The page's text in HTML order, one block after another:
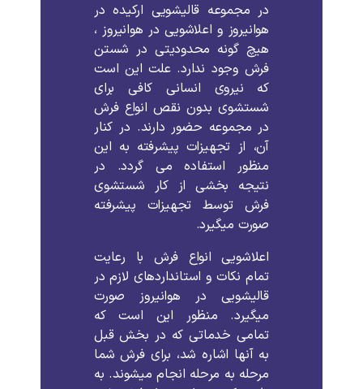
در مجموعه قالیشویی ارکیده در
هوانیروز و اعلاشویی در هوانیروز ،
هیچ گونه محدودیتی در شستن
فرش وجود ندارد. علت این است
که نیروی انسانی کافی برای
شستشوی بدون نقص انواع فرش
در مجموعه حضور دارند. در کنار
آن، از تجهیزات پیشرفته به این
منظور استفاده می گردد. در
نتیجه بخشی از کار شستشوی
فرش توسط تجهیزات پیشرفته
صورت میگیرد.
اعلاشویی انواع فرش با رعایت
تمام نکات و استانداردهای لازم در
قالیشویی در هوانیروز صورت
میگیرد. منظور این است که
تمامی خدماتی که در بخش قبل
به آنها اشاره شد، برای فرش شما
مرحله به مرحله انجام میشوند. به